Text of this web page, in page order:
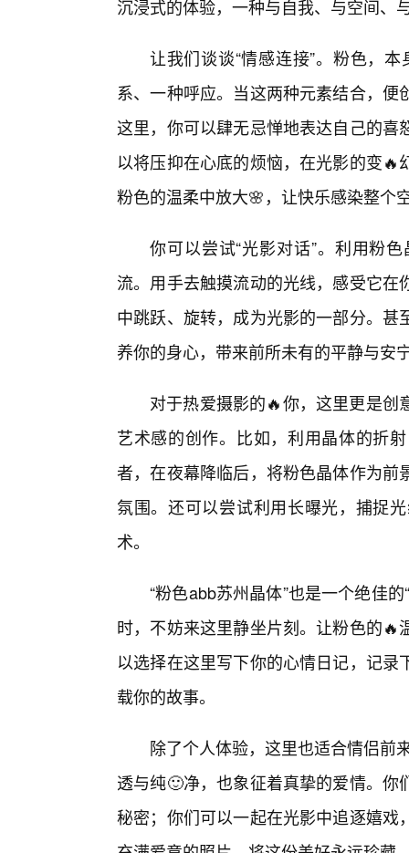
沉浸式的体验，一种与自我、与空间、
让我们谈谈“情感连接”。粉色，
系、一种呼应。当这两种元素结合，
这里，你可以肆无忌惮地表达自己的
以将压抑在心底的烦恼，在光影的变
粉色的温柔中放大🌸，让快乐感染整个
你可以尝试“光影对话”。利用粉
流。用手去触摸流动的光线，感受它
中跳跃、旋转，成为光影的一部分。
养你的身心，带来前所未有的平静与安
对于热爱摄影的🔥你，这里更是
艺术感的创作。比如，利用晶体的折
者，在夜幕降临后，将粉色晶体作为
氛围。还可以尝试利用长曝光，捕捉
术。
“粉色abb苏州晶体”也是一个绝佳
时，不妨来这里静坐片刻。让粉色的
以选择在这里写下你的心情日记，记
载你的故事。
除了个人体验，这里也适合情侣前
透与纯🙂净，也象征着真挚的爱情。
秘密；你们可以一起在光影中追逐嬉